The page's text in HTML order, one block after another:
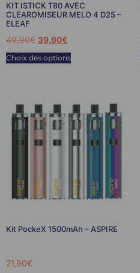
KIT ISTICK T80 AVEC
CLEAROMISEUR MELO 4 D25 –
ELEAF
49,90€ 39,90€
Choix des options
Kit PockeX 1500mAh – ASPIRE
21,90€